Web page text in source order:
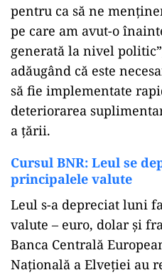
pentru ca să ne
pe care am avut-o
generată la nivel
adăugând că este
să fie implementate
deteriorarea
a țării.
Cursul BNR: Leul se
principalele valute
Leul s-a depreciat luni
valute – euro, dolar şi
Banca Centrală
Naţională a Elveţiei au